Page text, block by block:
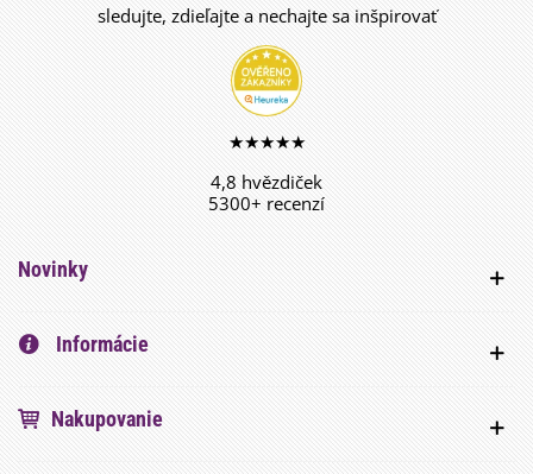
sledujte, zdieľajte a nechajte sa inšpirovať
★★★★★
4,8 hvězdiček
5300+ recenzí
Novinky
Informácie
Nakupovanie